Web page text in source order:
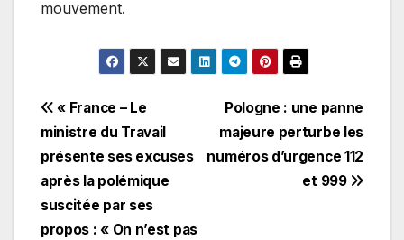
mouvement.
Navigation
de
l’article
Pologne : une panne
majeure perturbe les
numéros d’urgence 112
et 999
« France – Le
ministre du Travail
présente ses excuses
après la polémique
suscitée par ses
propos : « On n’est pas